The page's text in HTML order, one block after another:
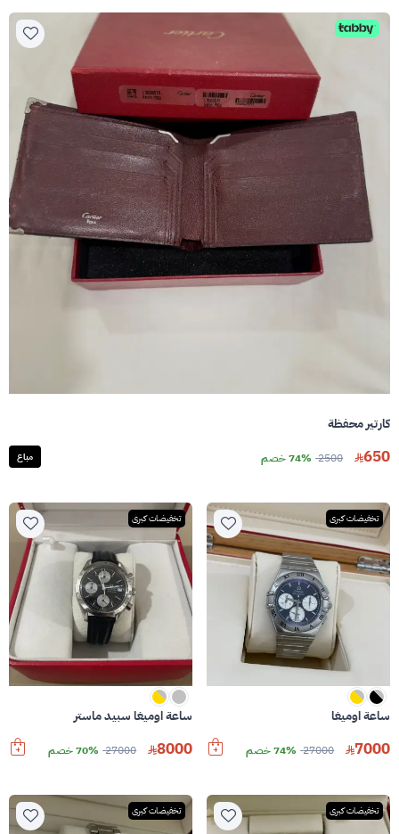
كارتير محفظة
650
2500 74% خصم مباع
تخفيضات كبرى
ساعة اوميغا
7000
27000 74% خصم
تخفيضات كبرى
ساعة اوميغا سبيد ماستر
8000
27000 70% خصم
تخفيضات كبرى تخفيضات كبرى